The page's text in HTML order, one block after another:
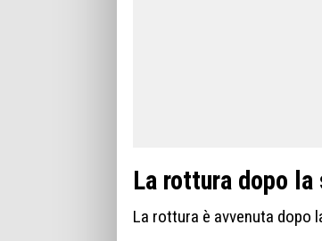
La rottura dopo
La rottura è avvenuta dopo